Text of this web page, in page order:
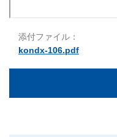
添付ファイル：
kondx-106.pdf